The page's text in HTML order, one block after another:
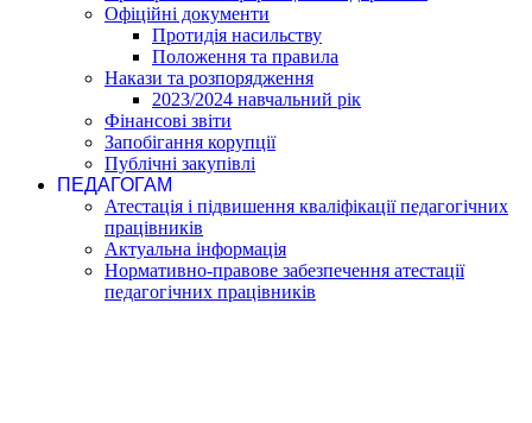
Офіційні документи
Протидія насильству
Положення та правила
Накази та розпорядження
2023/2024 навчальний рік
Фінансові звіти
Запобігання корупції
Публічні закупівлі
ПЕДАГОГАМ
Атестація і підвишення кваліфікації педагогічних
працівників
Актуальна інформація
Нормативно-правове забезпечення атестації
педагогічних працівників